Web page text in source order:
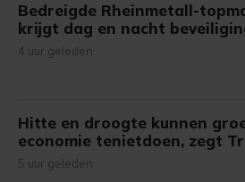
Bedreigde Rheinmetall-
krijgt dag en nacht
4 uur geleden
Hitte en droogte kunnen
economie tenietdoen, zegt
5 uur geleden